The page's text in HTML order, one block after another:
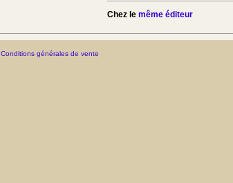
Chez le même éditeur
Conditions générales de vente